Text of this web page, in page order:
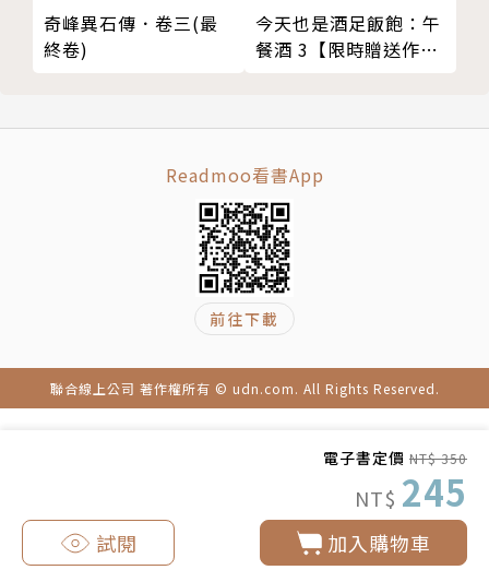
電子書定價 NT$ 350
NT$ 245
加入購物車
試閱
輯四 墨色如海
騎著馬到遠方──偶遇舒娜盧南的雕塑
花眸慈悲，怪胎眾生──筆記林麗玲「花眸似慾」個展
老子已乘青牛去──于彭畫作的化「複雜」於「一志」
奇峰異石傳．卷三(最
終卷)
今天也是酒足飯飽：午
餐酒 3【限時贈送作者
Readmoo看書App
前往下載
聯合線上公司 著作權所有 © udn.com. All Rights Reserved.